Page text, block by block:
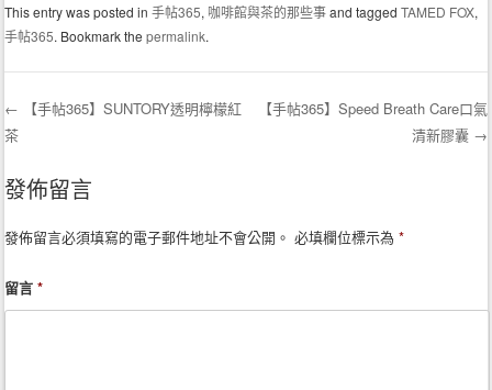
This entry was posted in手帖365, 咖啡館與茶的那些事and taggedTAMED FOX,
手帖365. Bookmark thepermalink.
Post navigation
← 【手帖365】SUNTORY透明檸檬紅
茶
【手帖365】Speed Breath Care口氣
清新膠囊 →
發佈留言
發佈留言必須填寫的電子郵件地址不會公開。 必填欄位標示為*
留言*